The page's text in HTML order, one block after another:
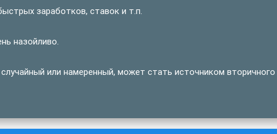
заработков, ставок и т.п.
назойливо.
или намеренный, может стать источником вторичного